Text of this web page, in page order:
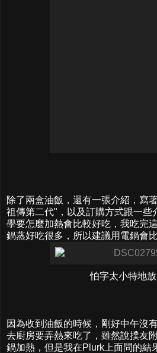
除了兩盒油飯，還有一張介紹，寫
祖傳第二代"，以及訂購方式跟一些
學要怎麼加熱會比較好吃，我吃完
鍋蒸好吃很多，所以建議用電鍋會比
怕字太小特地放
因為收到油飯的時候，剛好中午沒
去廚房要弄熱來吃了，雖然說撲友
鍋加熱，但是我在Plurk上面問的結